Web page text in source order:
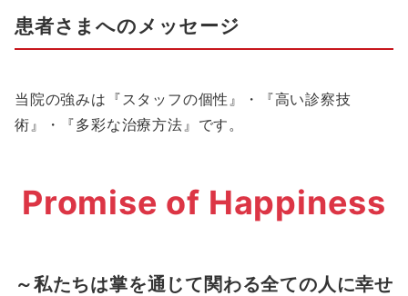
患者さまへのメッセージ
当院の強みは『スタッフの個性』・『高い診察技
術』・『多彩な治療方法』です。
Promise of Happiness
～私たちは掌を通じて関わる全ての人に幸せ